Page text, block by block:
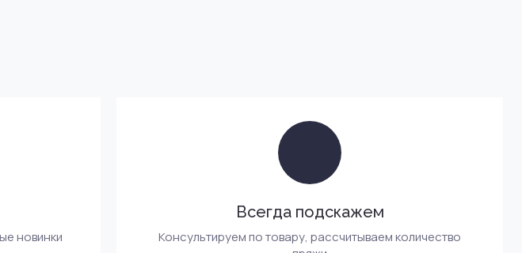
новинки
Всегда подскажем
Консультируем по товару, рассчитываем количество